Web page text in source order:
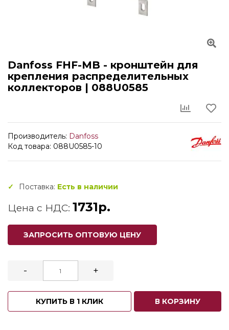
Danfoss FHF-MB - кронштейн для
крепления распределительных
коллекторов | 088U0585
Производитель: Danfoss
Код товара: 088U0585-10
Поставка: Есть в наличии
Цена с НДС: 1731р.
ЗАПРОСИТЬ ОПТОВУЮ ЦЕНУ
- +
КУПИТЬ В 1 КЛИК В КОРЗИНУ